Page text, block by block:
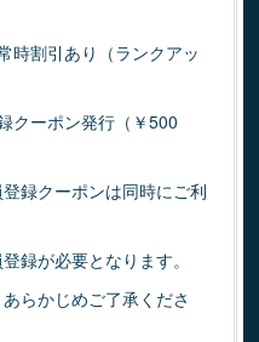
時割引あり（ランクアッ
クーポン発行（￥500
録クーポンは同時にご利
録が必要となります。
らかじめご了承くださ